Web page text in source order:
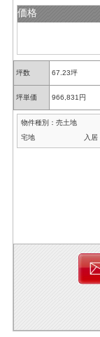
価格
坪数 67.23坪
坪単価 966,831円
物件種別： 売土地
宅地
入居